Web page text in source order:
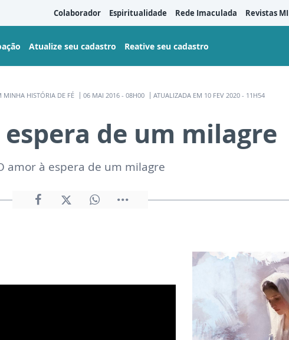
Colaborador Espiritualidade Rede Imaculada Revistas MI
Atualize seu cadastro Reative seu cadastro
MINHA HISTÓRIA DE FÉ 06 MAI 2016 - 08H00 ATUALIZADA EM 10 FEV 2020 - 11H54
de um milagre
amor à espera de um milagre